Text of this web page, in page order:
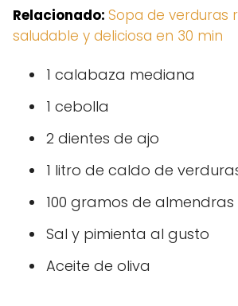
Relacionado: Sopa de verduras
saludable y deliciosa en 30 min
1 calabaza mediana
1 cebolla
2 dientes de ajo
1 litro de caldo de
100 gramos de almendras
Sal y pimienta al gusto
Aceite de oliva